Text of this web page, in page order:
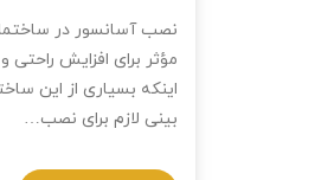
نصب آسانسور در
مؤثر برای افزایش
اینکه بسیاری از این
‌بینی لازم برای نصب…